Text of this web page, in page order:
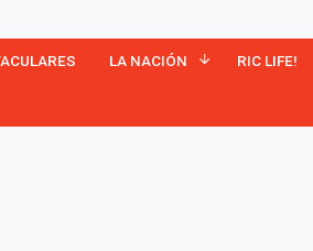
LA NACIÓN RIC LIFE!